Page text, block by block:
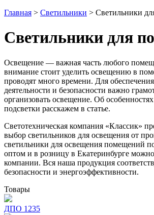
Главная > Светильники > Светильники
Светильники для
Освещение — важная часть любого
внимание стоит уделить освещению в
проводят много времени. Для
деятельности и безопасности важно
организовать освещение. Об
подсветки расскажем в статье.
Светотехническая компания «Классик»
выбор светильников для освещения от
светильники для освещения помещений
оптом и в розницу в Екатеринбурге
компании. Вся наша продукция
безопасности и энергоэффективности.
Товары
ДПО 1235